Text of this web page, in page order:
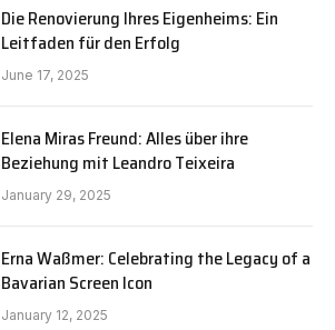
Die Renovierung Ihres Eigenheims: Ein
Leitfaden für den Erfolg
June 17, 2025
Elena Miras Freund: Alles über ihre
Beziehung mit Leandro Teixeira
January 29, 2025
Erna Waßmer: Celebrating the Legacy of a
Bavarian Screen Icon
January 12, 2025